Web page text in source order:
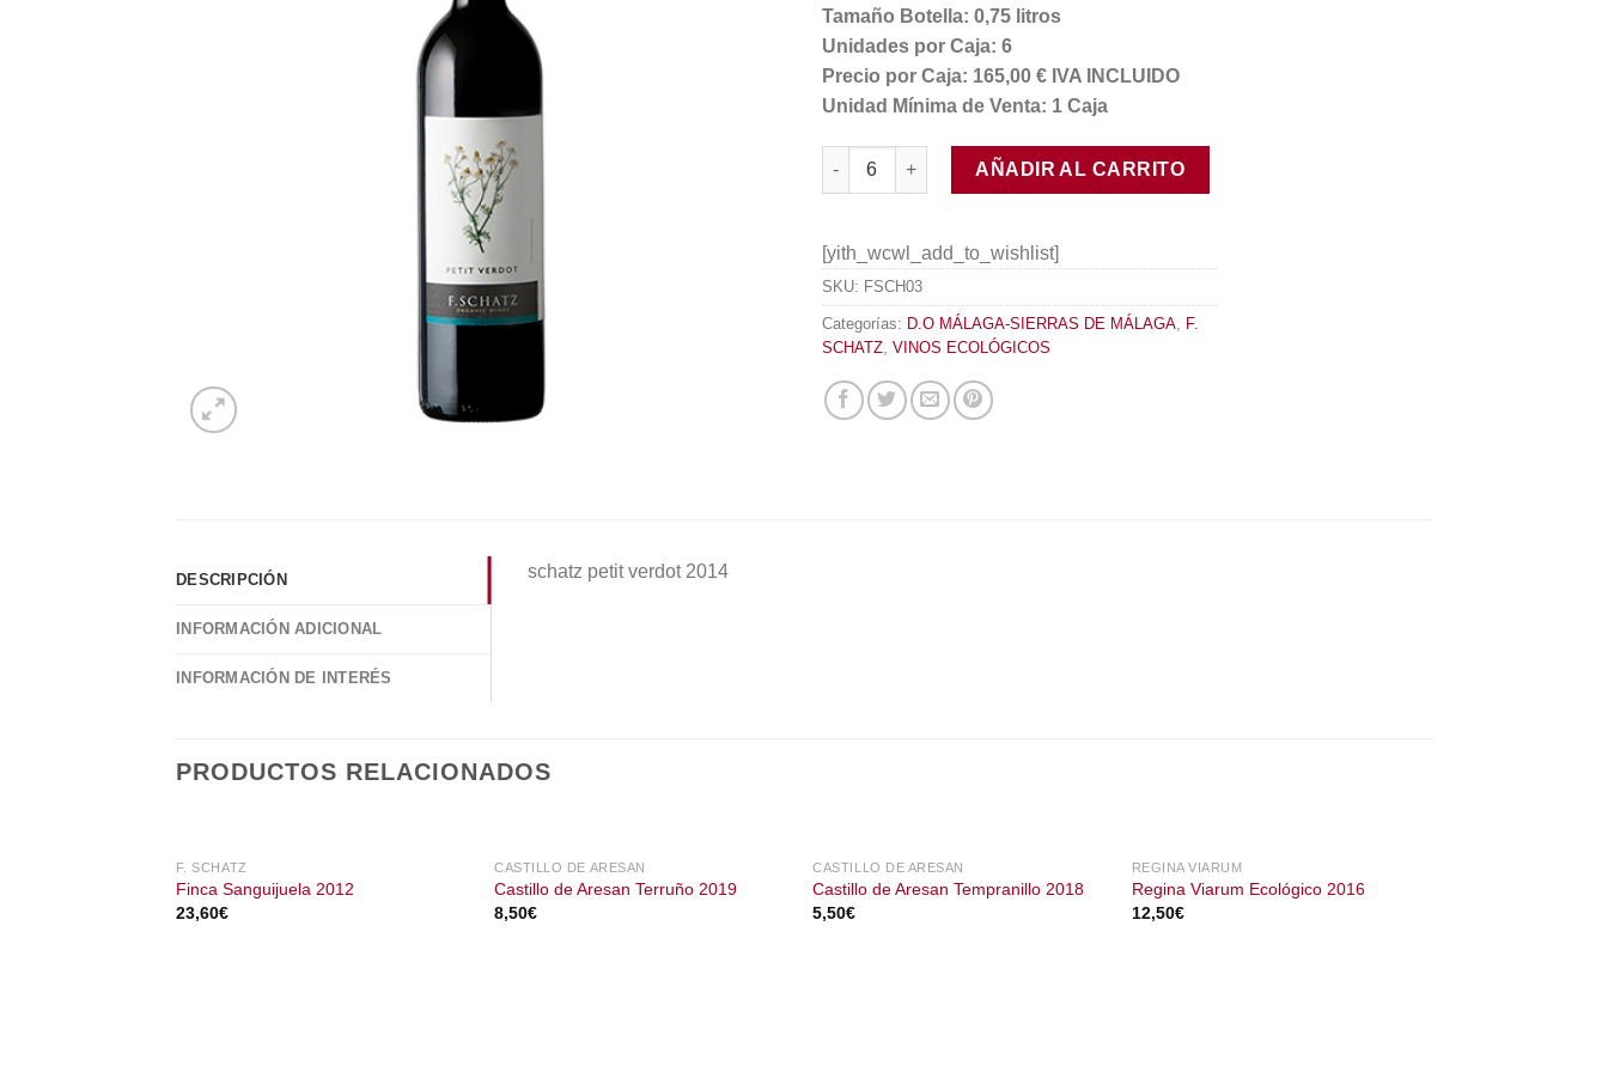
Tamaño Botella: 0,75 litros
Unidades por Caja: 6
Precio por Caja: 165,00 € IVA INCLUIDO
Unidad Mínima de Venta: 1 Caja
Schatz Petit Verdot 2014 cantidad
AÑADIR AL CARRITO
[yith_wcwl_add_to_wishlist]
SKU: FSCH03
Categorías: D.O MÁLAGA-SIERRAS DE MÁLAGA F.
SCHATZ VINOS ECOLÓGICOS
DESCRIPCIÓN
INFORMACIÓN ADICIONAL
INFORMACIÓN DE INTERÉS
schatz petit verdot 2014
PRODUCTOS RELACIONADOS
F. SCHATZ
Finca Sanguijuela 2012
23,60€
CASTILLO DE ARESAN
Castillo de Aresan Terruño 2019
8,50€
SIN EXISTENCIAS
CASTILLO DE ARESAN
Castillo de Aresan Tempranillo 2018
5,50€
REGINA VIARUM
Regina Viarum Ecológico 2016
12,50€